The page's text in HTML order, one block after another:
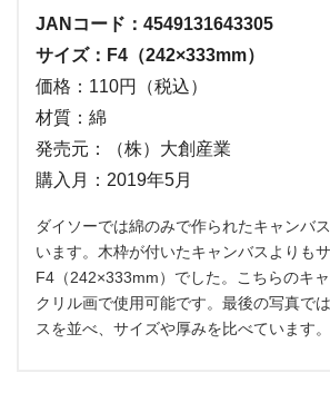
JANコード：4549131643305
サイズ：F4（242×333mm）
価格：110円（税込）
材質：綿
発売元：（株）大創産業
購入月：2019年5月
ダイソーでは綿のみで作られたキャンバ
います。木枠が付いたキャンバスよりも
F4（242×333mm）でした。こちらのキ
クリル画で使用可能です。最後の写真で
スを並べ、サイズや厚みを比べています。